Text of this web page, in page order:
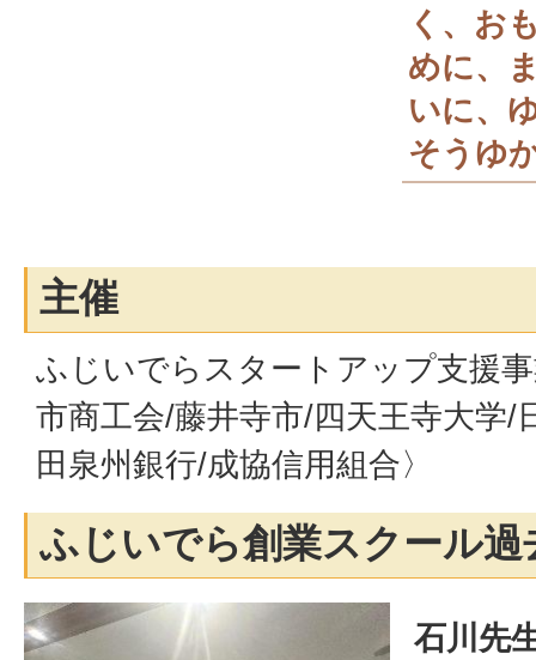
く、お
めに、
いに、
そうゆ
主催
ふじいでらスタートアップ支援
市商工会/藤井寺市/四天王寺大学/
田泉州銀行/成協信用組合〉
ふじいでら創業スクール過
石川先